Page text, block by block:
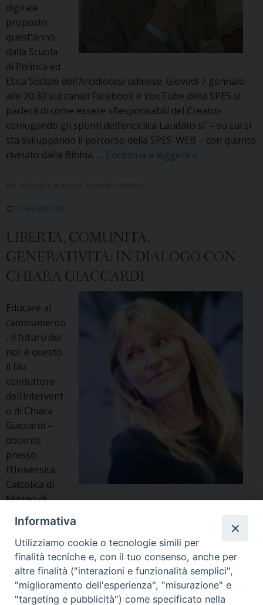
digitale
proposto
quest’anno
dalla Scuola
di Politica ed
Etica Sociale dell’Arcidiocesi udinese. Giovedì 7 gennaio
alle 20.30 sui canali Facebook e YouTube della SPES si
parlerà di come essere «Responsabili del Creato»
coniugando gli spunti dell’enciclica Laudato si’ – su cui si
sta sviluppando il percorso della SPES-WEB – con quanto
rivelato dalla Bibbia. … Continua a leggere SPES-
scoperta
Laudato
»
ARCHIVIO SPES 2020-2021 NEWS IN EVIDENZA
15 GIUGNO 2021
LIBERTÀ, COMUNITÀ,
GENERATIVITÀ: IN DIALOGO CON
CHIARA GIACCARDI
Educare al
cambiamento
, il futuro del
noi: è questo
il filo
conduttore
dell’intervent
o di Chiara
Giaccardi –
docente
presso
l’Università
Cattolica di
Milano di
Sociologia e Antropologia dei Media – in occasione
dell’ultimo degli incontri in programma per l’edizione
2020/2021 della SPES web Ancora una volta lo spunto
iniziale è stato offerto dall’enciclica Laudato si’ e
dall’invito di papa Francesco a cambiare il nostro
sguardo sulla …Continua a leggereLibertà,
comunità,
»
Informativa
Utilizziamo cookie o tecnologie simili per
finalità tecniche e, con il tuo consenso, anche per
altre finalità ("interazioni e funzionalità semplici",
"miglioramento dell'esperienza", "misurazione" e
"targeting e pubblicità") come specificato nella